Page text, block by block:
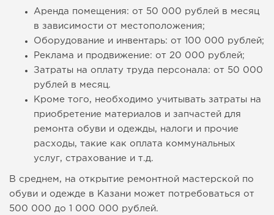
Аренда помещения: от 50 000 рублей в месяц
в зависимости от местоположения;
Оборудование и инвентарь: от 100 000 рублей;
Реклама и продвижение: от 20 000 рублей;
Затраты на оплату труда персонала: от 50 000
рублей в месяц.
Кроме того, необходимо учитывать затраты на
приобретение материалов и запчастей для
ремонта обуви и одежды, налоги и прочие
расходы, такие как оплата коммунальных
услуг, страхование и т.д.
В среднем, на открытие ремонтной мастерской по
обуви и одежде в Казани может потребоваться от
500 000 до 1 000 000 рублей.